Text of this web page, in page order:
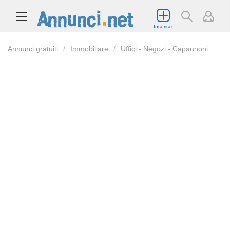
Inserisci
Annunci gratuiti Immobiliare Uffici - Negozi - Capannoni